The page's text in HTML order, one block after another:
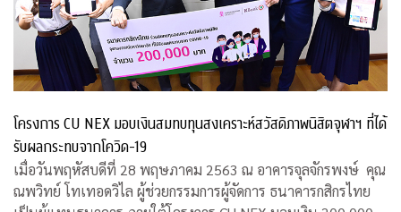
โครงการ CU NEX มอบเงินสมทบทุนสงเคราะห์สวัสดิภาพนิสิตจุฬาฯ ที่ได้
รับผลกระทบจากโควิด-19
เมื่อวันพฤหัสบดีที่ 28 พฤษภาคม 2563 ณ อาคารจุลจักรพงษ์ คุณ
ณพวิทย์ โทเทอดวิไล ผู้ช่วยกรรมการผู้จัดการ ธนาคารกสิกรไทย